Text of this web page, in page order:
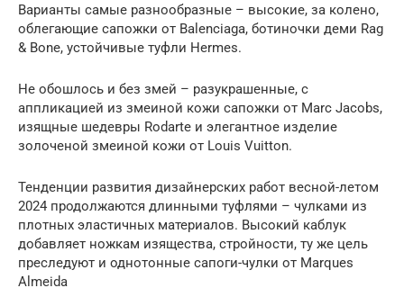
Варианты самые разнообразные – высокие, за колено,
облегающие сапожки от Balenciaga, ботиночки деми Rag
& Bone, устойчивые туфли Hermes.
Не обошлось и без змей – разукрашенные, с
аппликацией из змеиной кожи сапожки от Marc Jacobs,
изящные шедевры Rodarte и элегантное изделие
золоченой змеиной кожи от Louis Vuitton.
Тенденции развития дизайнерских работ весной-летом
2024 продолжаются длинными туфлями – чулками из
плотных эластичных материалов. Высокий каблук
добавляет ножкам изящества, стройности, ту же цель
преследуют и однотонные сапоги-чулки от Marques
Almeida